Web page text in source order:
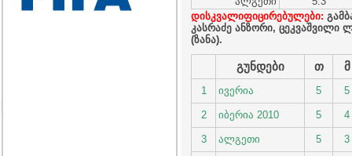
დისკვალიფიცირებულები:
კასრაძე ანზორი, ცეკვაშვილი
(ზანა).
გუნდები თ მ
1 ივერია 5 5
2 იბერია 2010 5 4
3 ალგეთი 5 3